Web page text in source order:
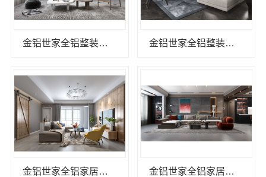
金铝世家全铝整装：打造环保家居新标杆 金铝世家全铝整装：打造环保家居新标杆
金铝世家全铝家居：健康生活的首选方案 金铝世家全铝家居：品质生活从选材开始